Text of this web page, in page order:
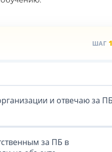
ШАГ 1
и отвечаю за
за ПБ в